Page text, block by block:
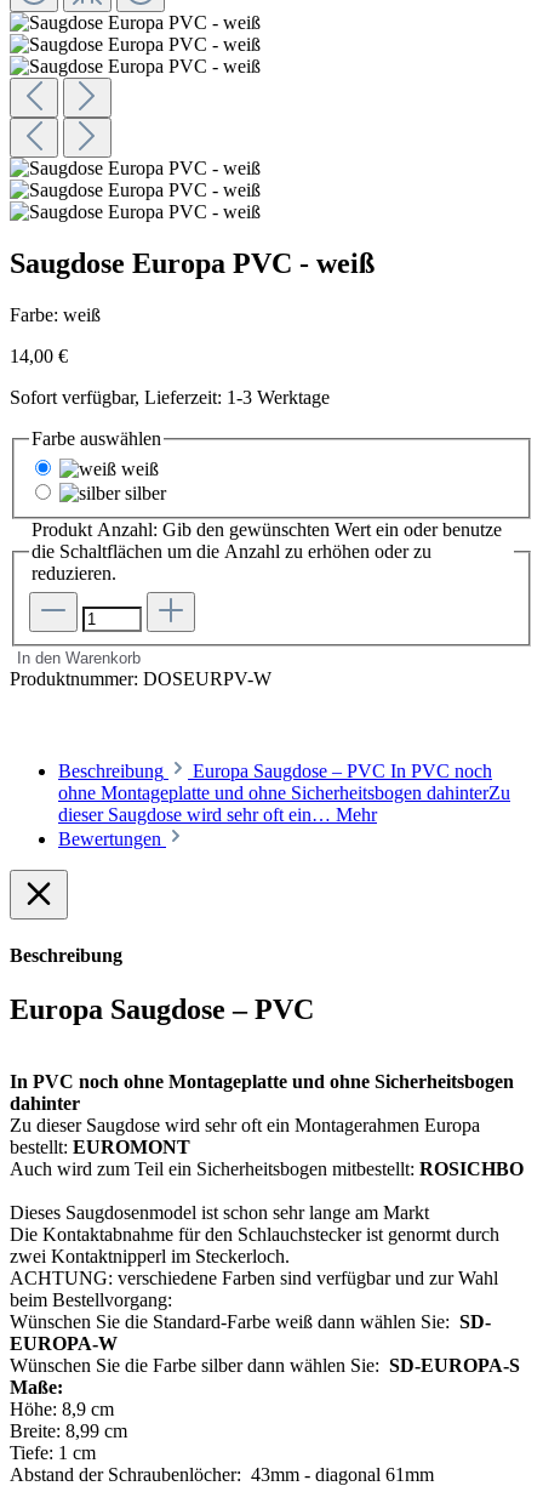
Saugdose Europa PVC - weiß
Farbe: weiß
14,00 €
Sofort verfügbar, Lieferzeit: 1-3 Werktage
Farbe auswählen
weiß
silber
Produkt Anzahl: Gib den gewünschten Wert ein oder benutze
die Schaltflächen um die Anzahl zu erhöhen oder zu
reduzieren.
In den Warenkorb
Produktnummer: DOSEURPV-W
Beschreibung
Europa Saugdose – PVC In PVC noch
ohne Montageplatte und ohne Sicherheitsbogen dahinterZu
dieser Saugdose wird sehr oft ein… Mehr
Bewertungen
Beschreibung
Europa Saugdose – PVC
In PVC noch ohne Montageplatte und ohne Sicherheitsbogen
dahinter
Zu dieser Saugdose wird sehr oft ein Montagerahmen Europa
bestellt: EUROMONT
Auch wird zum Teil ein Sicherheitsbogen mitbestellt: ROSICHBO
Dieses Saugdosenmodel ist schon sehr lange am Markt
Die Kontaktabnahme für den Schlauchstecker ist genormt durch
zwei Kontaktnipperl im Steckerloch.
ACHTUNG: verschiedene Farben sind verfügbar und zur Wahl
beim Bestellvorgang:
Wünschen Sie die Standard-Farbe weiß dann wählen Sie: SD-
EUROPA-W
Wünschen Sie die Farbe silber dann wählen Sie: SD-EUROPA-S
Maße:
Höhe: 8,9 cm
Breite: 8,99 cm
Tiefe: 1 cm
Abstand der Schraubenlöcher: 43mm - diagonal 61mm